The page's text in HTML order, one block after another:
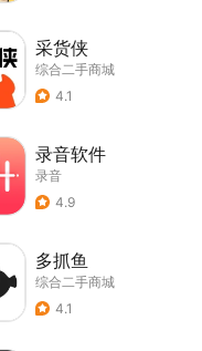
采货侠
综合二手商城
4.1
录音软件
录音
4.9
多抓鱼
综合二手商城
4.1